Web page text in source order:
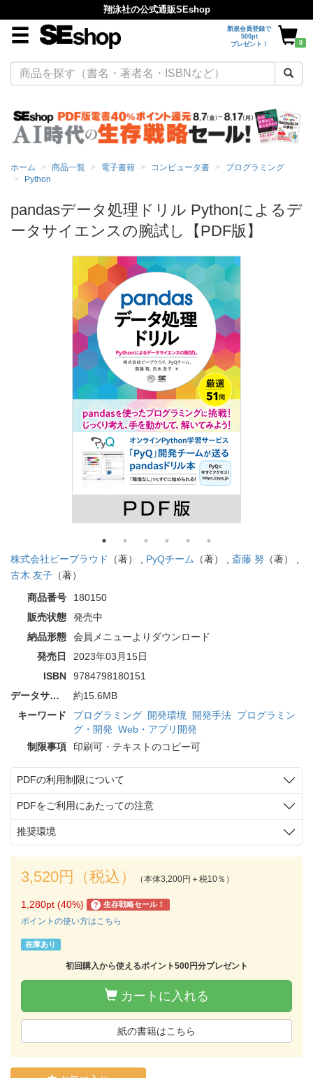
翔泳社の公式通販SEshop
新規会員登録で
500pt
プレゼント！
0
ホーム 商品一覧 電子書籍 コンピュータ書
プログラミング
Python
pandasデータ処理ドリル Pythonによるデ
ータサイエンスの腕試し【PDF版】
株式会社ビープラウド （著） , PyQチーム （著） , 斎藤 努 （著） ,
古木 友子 （著）
商品番号
180150
販売状態
発売中
納品形態
会員メニューよりダウンロード
発売日
2023年03月15日
ISBN
9784798180151
データサイズ
約15.6MB
キーワード
プログラミング 開発環境 開発手法 プログラミン
グ・開発 Web・アプリ開発
制限事項
印刷可・テキストのコピー可
PDFの利用制限について
PDFをご利用にあたっての注意
推奨環境
3,520円（税込） （本体3,200円＋税10％）
1,280pt (40%) ? 生存戦略セール！
ポイントの使い方はこちら
在庫あり
初回購入から使えるポイント500円分プレゼント
カートに入れる
紙の書籍はこちら